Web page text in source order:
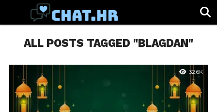
CHAT.HR
ZABAVA
ŽIVOT
VIRALNO
ALL POSTS TAGGED "BLAGDAN"
32.6K